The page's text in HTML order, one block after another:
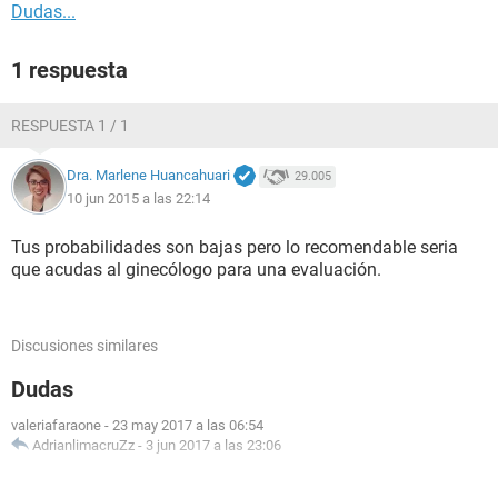
Dudas...
1 respuesta
RESPUESTA 1 / 1
Dra. Marlene Huancahuari 29.005
10 jun 2015 a las 22:14
Tus probabilidades son bajas pero lo recomendable seria
que acudas al ginecólogo para una evaluación.
Discusiones similares
Dudas
valeriafaraone - 23 may 2017 a las 06:54
AdrianlimacruZz - 3 jun 2017 a las 23:06